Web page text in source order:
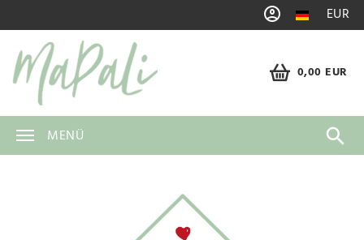
EUR
0,00 EUR
MENÜ